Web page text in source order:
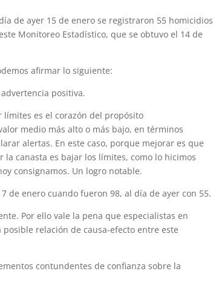
de ayer 15 de enero se registraron 55 homicidios
Monitoreo Estadístico, que se obtuvo el 14 de
afirmar lo siguiente:
positiva.
es el corazón del propósito
medio más alto o más bajo, en términos
alertas. En este caso, porque mejorar es que
canasta es bajar los límites, como lo hicimos
consignamos. Un logro notable.
de enero cuando fueron 98, al día de ayer con 55.
Por ello vale la pena que especialistas en
relación de causa-efecto entre este
contundentes de confianza sobre la